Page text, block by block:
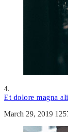
4.
Et dolore magna
March 29, 2019